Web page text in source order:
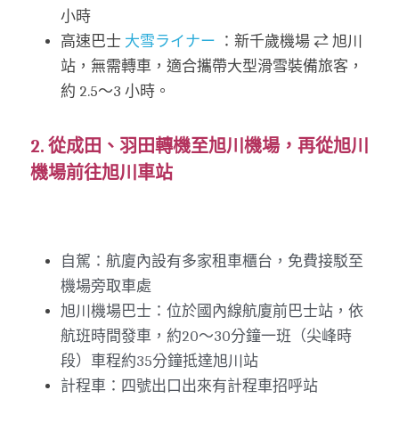
小時
高速巴士 大雪ライナー ：新千歲機場 ⇄ 旭川
站，無需轉車，適合攜帶大型滑雪裝備旅客，
約 2.5～3 小時。
2. 從成田、羽田轉機至旭川機場，再從旭川
機場前往旭川車站
自駕：航廈內設有多家租車櫃台，免費接駁至
機場旁取車處
旭川機場巴士：位於國內線航廈前巴士站，依
航班時間發車，約20～30分鐘一班（尖峰時
段）車程約35分鐘抵達旭川站
計程車：四號出口出來有計程車招呼站